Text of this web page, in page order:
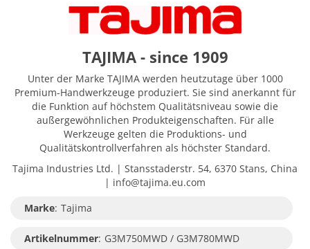
TAJIMA - since 1909
Unter der Marke TAJIMA werden heutzutage über 1000
Premium-Handwerkzeuge produziert. Sie sind anerkannt für
die Funktion auf höchstem Qualitätsniveau sowie die
außergewöhnlichen Produkteigenschaften. Für alle
Werkzeuge gelten die Produktions- und
Qualitätskontrollverfahren als höchster Standard.
Tajima Industries Ltd. | Stansstaderstr. 54, 6370 Stans, China
| info@tajima.eu.com
Marke: Tajima
Artikelnummer: G3M750MWD / G3M780MWD